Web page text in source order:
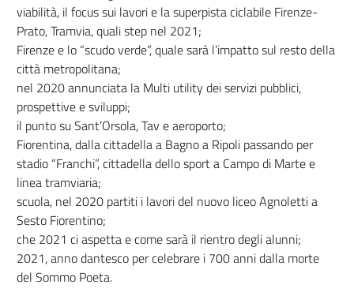
viabilità, il focus sui lavori e la superpista ciclabile Firenze-
Prato, Tramvia, quali step nel 2021;
Firenze e lo “scudo verde”, quale sarà l’impatto sul resto della
città metropolitana;
nel 2020 annunciata la Multi utility dei servizi pubblici,
prospettive e sviluppi;
il punto su Sant’Orsola, Tav e aeroporto;
Fiorentina, dalla cittadella a Bagno a Ripoli passando per
stadio “Franchi”, cittadella dello sport a Campo di Marte e
linea tramviaria;
scuola, nel 2020 partiti i lavori del nuovo liceo Agnoletti a
Sesto Fiorentino;
che 2021 ci aspetta e come sarà il rientro degli alunni;
2021, anno dantesco per celebrare i 700 anni dalla morte
del Sommo Poeta.